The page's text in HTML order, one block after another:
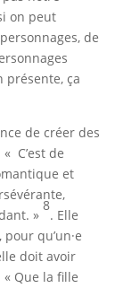
on peut
de
présente, ça
de créer des
C’est de
et
»
8
. Elle
qu’un·e
doit avoir
Que la fille